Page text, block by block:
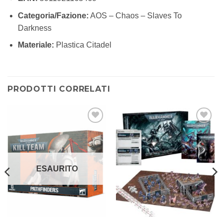
Categoria/Fazione: AOS – Chaos – Slaves To
Darkness
Materiale: Plastica Citadel
PRODOTTI CORRELATI
Aggiungi
alla lista
dei
desideri
ESAURITO
Aggiungi
alla lista
dei
desideri